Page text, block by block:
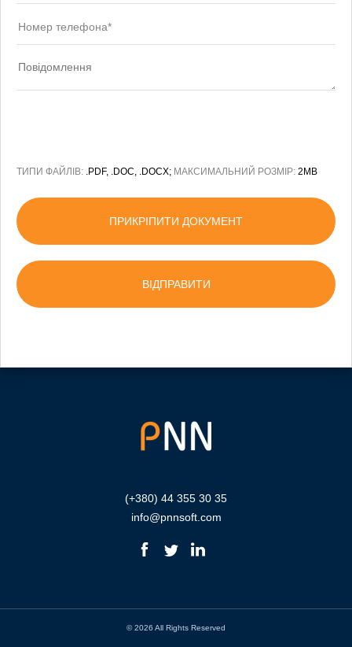
ТИПИ ФАЙЛІВ: .PDF, .DOC, .DOCX; МАКСИМАЛЬНИЙ РОЗМІР: 2MB
ПРИКРІПИТИ ДОКУМЕНТ
(+380) 44 355 30 35
info@pnnsoft.com
© 2026 All Rights Reserved